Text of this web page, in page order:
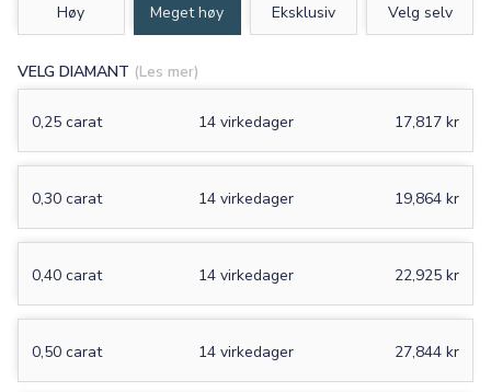
Høy
Meget høy Eksklusiv Velg selv
VELG DIAMANT (Les mer)
0,25 carat 17,817 kr
14 virkedager
0,30 carat 19,864 kr
14 virkedager
0,40 carat 22,925 kr
14 virkedager
0,50 carat 27,844 kr
14 virkedager